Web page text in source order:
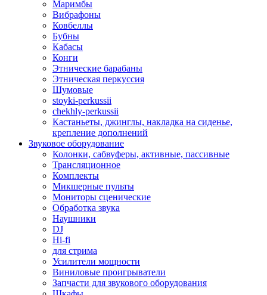
Маримбы
Вибрафоны
Ковбеллы
Бубны
Кабасы
Конги
Этнические барабаны
Этническая перкуссия
Шумовые
stoyki-perkussii
chekhly-perkussii
Кастаньеты, джинглы, накладка на сиденье,
крепление дополнений
Звуковое оборудование
Колонки, сабвуферы, активные, пассивные
Трансляционное
Комплекты
Микшерные пульты
Мониторы сценические
Обработка звука
Наушники
DJ
Hi-fi
для стрима
Усилители мощности
Виниловые проигрыватели
Запчасти для звукового оборудования